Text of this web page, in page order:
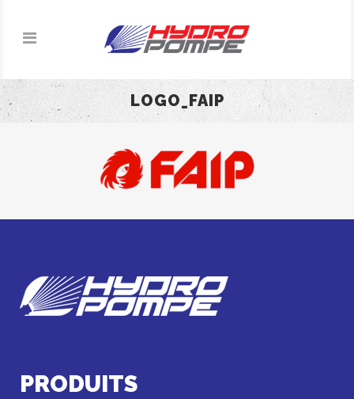
LOGO_FAIP
PRODUITS